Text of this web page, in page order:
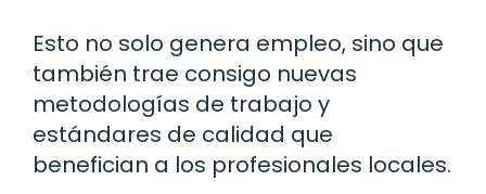
Esto no solo genera empleo, sino que
también trae consigo nuevas
metodologías de trabajo y
estándares de calidad que
benefician a los profesionales locales.